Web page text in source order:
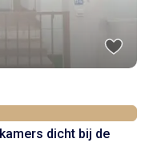
dicht bij de